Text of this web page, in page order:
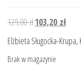
129,00złPierwotna
cena
wynosiła:
129,00 zł.
103,20 zł
wynosi:
Elżbieta Sługocka-
Brak w magazynie